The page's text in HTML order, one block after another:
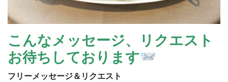
こんなメッセージ、リクエスト
お待ちしております
フリーメッセージ＆リクエスト